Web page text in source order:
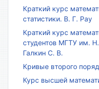
Краткий курс
статистики. В. Г. Рау
Краткий курс
студентов МГТУ им.
Галкин С. В.
Кривые второго
Курс высшей